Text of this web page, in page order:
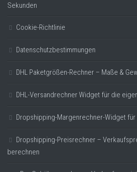
Sekunden
Cookie-Richtlinie
Datenschutzbestimmungen
DHL Paketgrößen-Rechner – Maße &
DHL-Versandrechner Widget für die
Dropshipping-Margenrechner-Widget
Dropshipping-Preisrechner –
berechnen